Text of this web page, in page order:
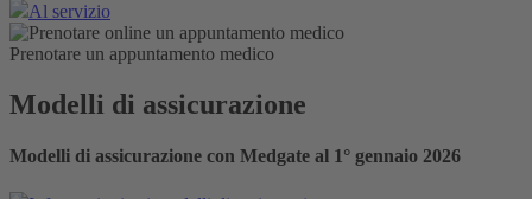
Al servizio
Prenotare un appuntamento medico
Modelli di assicurazione
Modelli di assicurazione con Medgate al 1° gennaio 2026